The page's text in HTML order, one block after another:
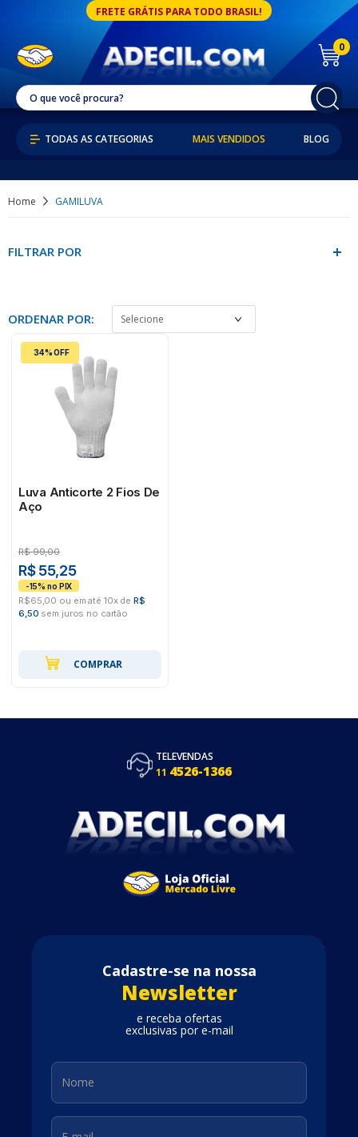
FRETE GRÁTIS PARA TODO BRASIL!
0
MAIS VENDIDOS BLOG
Home GAMILUVA
FILTRAR POR
ORDENAR POR:
34% OFF
Luva Anticorte 2 Fios De
Aço
R$ 99,00
R$ 55,25
R$65,00 ou em até 10x de R$
6,50 sem juros no cartão
COMPRAR
TELEVENDAS
11 4526-1366
Cadastre-se na nossa
Newsletter
e receba ofertas
exclusivas por e-mail